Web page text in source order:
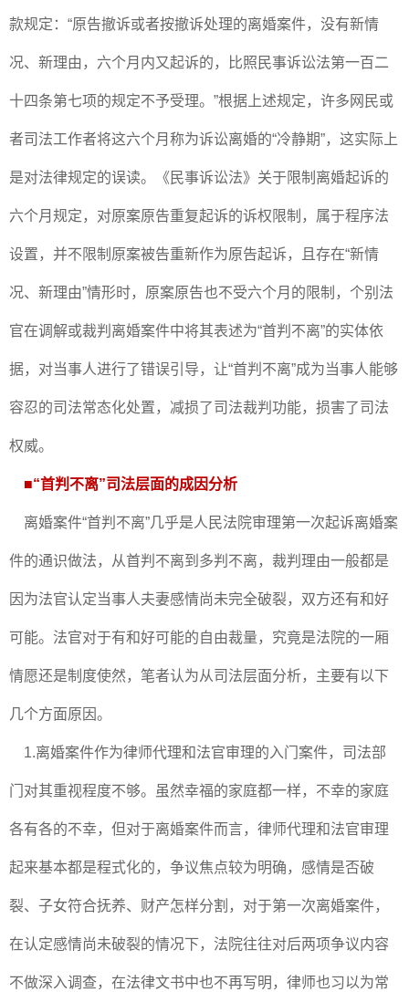
款规定：“原告撤诉或者按撤诉处理的离婚案件，没有新情
况、新理由，六个月内又起诉的，比照民事诉讼法第一百二
十四条第七项的规定不予受理。”根据上述规定，许多网民或
者司法工作者将这六个月称为诉讼离婚的“冷静期”，这实际上
是对法律规定的误读。《民事诉讼法》关于限制离婚起诉的
六个月规定，对原案原告重复起诉的诉权限制，属于程序法
设置，并不限制原案被告重新作为原告起诉，且存在“新情
况、新理由”情形时，原案原告也不受六个月的限制，个别法
官在调解或裁判离婚案件中将其表述为“首判不离”的实体依
据，对当事人进行了错误引导，让“首判不离”成为当事人能够
容忍的司法常态化处置，减损了司法裁判功能，损害了司法
权威。
■“首判不离”司法层面的成因分析
离婚案件“首判不离”几乎是人民法院审理第一次起诉离婚案
件的通识做法，从首判不离到多判不离，裁判理由一般都是
因为法官认定当事人夫妻感情尚未完全破裂，双方还有和好
可能。法官对于有和好可能的自由裁量，究竟是法院的一厢
情愿还是制度使然，笔者认为从司法层面分析，主要有以下
几个方面原因。
1.离婚案件作为律师代理和法官审理的入门案件，司法部
门对其重视程度不够。虽然幸福的家庭都一样，不幸的家庭
各有各的不幸，但对于离婚案件而言，律师代理和法官审理
起来基本都是程式化的，争议焦点较为明确，感情是否破
裂、子女符合抚养、财产怎样分割，对于第一次离婚案件，
在认定感情尚未破裂的情况下，法院往往对后两项争议内容
不做深入调查，在法律文书中也不再写明，律师也习以为常